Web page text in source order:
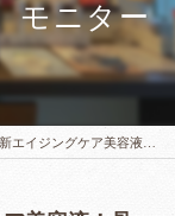
モニター
来ヒト幹細胞培養液Marrow×リブセラ モニター様募集開始！